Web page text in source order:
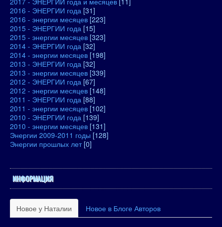
2016 - ЭНЕРГИИ года [31]
2016 - энергии месяцев [223]
2015 - ЭНЕРГИИ года [15]
2015 - энергии месяцев [323]
2014 - ЭНЕРГИИ года [32]
2014 - энергии месяцев [198]
2013 - ЭНЕРГИИ года [32]
2013 - энергии месяцев [339]
2012 - ЭНЕРГИИ года [67]
2012 - энергии месяцев [148]
2011 - ЭНЕРГИИ года [88]
2011 - энергии месяцев [102]
2010 - ЭНЕРГИИ года [139]
2010 - энергии месяцев [131]
Энергии 2009-2011 годы [128]
Энергии прошлых лет [0]
ИНФОРМАЦИЯ
Новое у Наталии Новое в Блоге Авторов